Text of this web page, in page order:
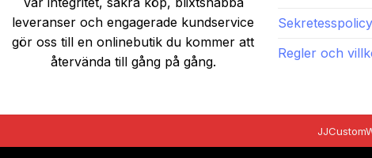
leveranser och engagerade kundservice
gör oss till en onlinebutik du kommer att
återvända till gång på gång.
Sekretesspolicy
Regler och